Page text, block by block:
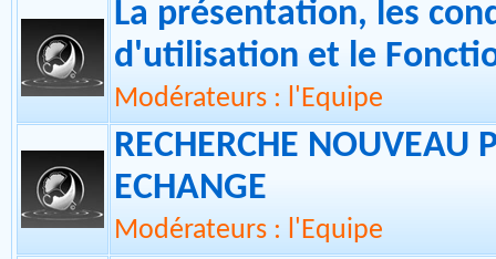
LA CENTRALE D'INFORMATION DES PALMIPEDES ET
Nouvelles Section
La présentation, les
d'utilisation et le
Modérateurs : l'Equipe
RECHERCHE NOUVEAU